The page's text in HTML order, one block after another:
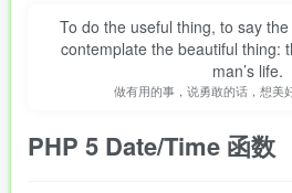
To do the useful thing, to say
contemplate the beautiful thing:
man’s life.
做有用的事，说勇敢的话，想美
PHP 5 Date/Time 函数